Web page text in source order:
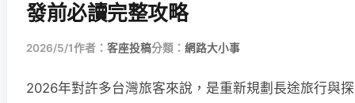
發前必讀完整攻略
2026/5/1作者： 客座投稿分類： 網路大小事
2026年對許多台灣旅客來說，是重新規劃長途旅行與探